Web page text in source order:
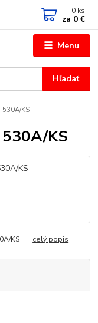
Menu
Hľadať
0 ks
za 0 €
530A/KS
KS
KS celý popis